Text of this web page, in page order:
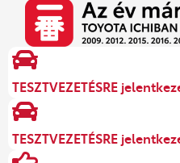
TESZTVEZETÉSRE
TESZTVEZETÉSRE